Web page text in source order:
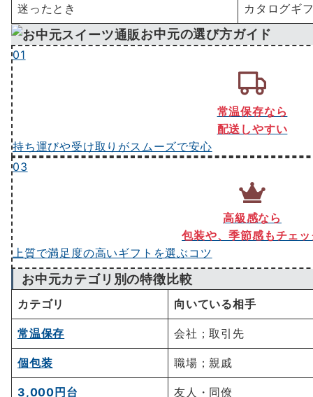
迷ったとき カタログギ
お中元の選び方ガイド
01
常温保存なら
配送しやすい
持ち運びや受け取りがスムーズで安心
03
高級感なら
包装や、季節感もチェ
上質で満足度の高いギフトを選ぶコツ
お中元カテゴリ別の特徴比較
カテゴリ 向いている相手
常温保存 会社；取引先
個包装 職場；親戚
3,000円台 友人・同僚